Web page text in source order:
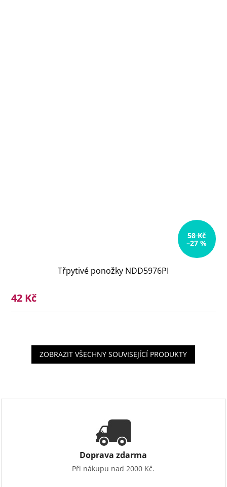
58 Kč
–27 %
Třpytivé ponožky NDD5976PI
42 Kč
ZOBRAZIT VŠECHNY SOUVISEJÍCÍ PRODUKTY
Doprava zdarma
Při nákupu nad 2000 Kč.